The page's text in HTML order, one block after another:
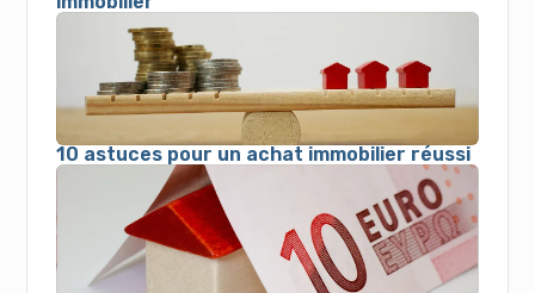
10 astuces pour un achat immobilier réussi